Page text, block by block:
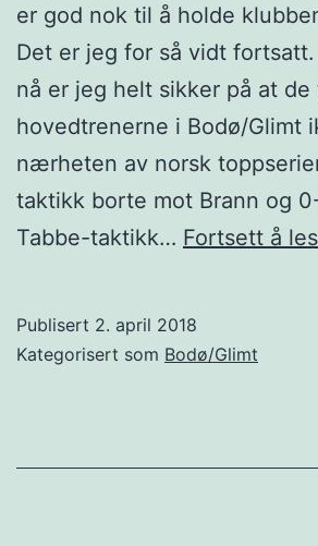
er god nok til å holde
Det er jeg for så vidt
nå er jeg helt sikker på at de
hovedtrenerne i Bodø/Glimt
nærheten av norsk
taktikk borte mot Brann og
Tabbe-taktikk… Fortsett å
Publisert 2. april 2018
Kategorisert som Bodø/Glimt